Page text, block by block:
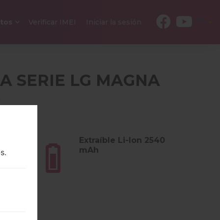
Verificar IMEI Iniciar la sesión
SERIE LG MAGNA
Extraíble Li-Ion 2540
mAh